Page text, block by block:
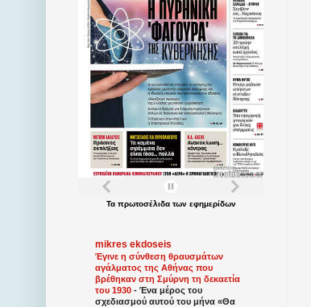
Τα πρωτοσέλιδατων εφημερίδων
mikres ekdoseis
Έγινε η σύνθεση θραυσμάτων
αγάλματος της Αθήνας που
βρέθηκαν στη Σμύρνη τη δεκαετία
του 1930 - Ένα μέρος του
σχεδιασμού αυτού του μήνα «Θα